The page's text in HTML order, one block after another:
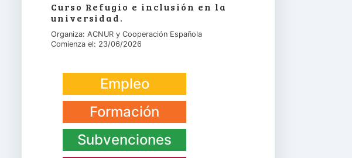
Curso Refugio e inclusión en la
universidad.
Organiza: ACNUR y Cooperación Española
Comienza el: 23/06/2026
Empleo
Formación
Subvenciones